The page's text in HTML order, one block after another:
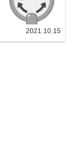
2021.10.15